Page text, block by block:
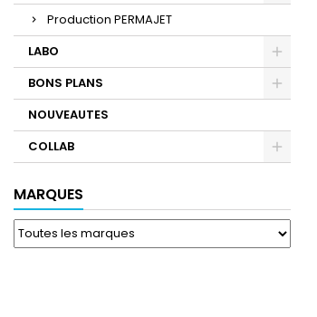
Production PERMAJET
LABO
BONS PLANS
NOUVEAUTES
COLLAB
MARQUES